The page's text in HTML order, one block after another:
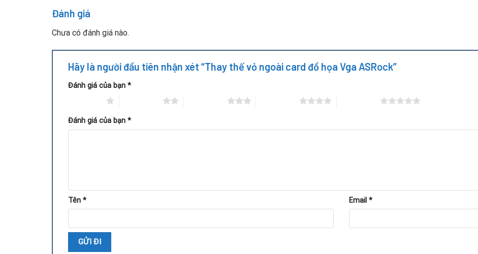
Vệ sinh bụi bẩn trên mạch và bộ phận tản nhiệt.
Lắp đặt vỏ mới, căn chỉnh các chi tiết để quạt và khe cắm hoạt động bình thường.
Kiểm tra lại hiệu năng, đo nhiệt độ vận hành và đảm bảo card hoạt động ổn định.
Đánh giá
Chưa có đánh giá nào.
Hãy là người đầu tiên nhận xét “Thay thế vỏ ngoài card đồ họa Vga ASRock”
Đánh giá của bạn *
Đánh giá của bạn *
Tên * Email *